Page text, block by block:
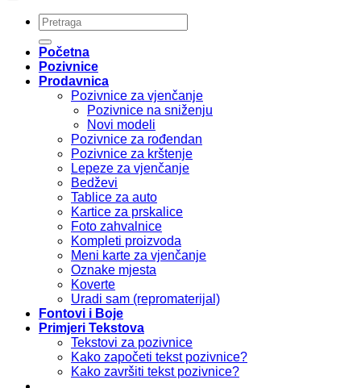
Pretraži:
Početna
Pozivnice
Prodavnica
Pozivnice za vjenčanje
Pozivnice na sniženju
Novi modeli
Pozivnice za rođendan
Pozivnice za krštenje
Lepeze za vjenčanje
Bedževi
Tablice za auto
Kartice za prskalice
Foto zahvalnice
Kompleti proizvoda
Meni karte za vjenčanje
Oznake mjesta
Koverte
Uradi sam (repromaterijal)
Fontovi i Boje
Primjeri Tekstova
Tekstovi za pozivnice
Kako započeti tekst pozivnice?
Kako završiti tekst pozivnice?